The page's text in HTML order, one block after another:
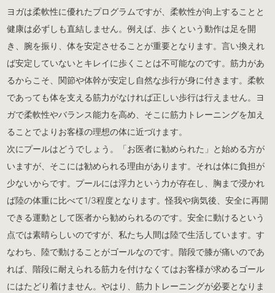
ヨガは柔軟性に優れたプログラムですが、柔軟性が向上することと
健康は必ずしも直結しません。例えば、歩くという動作は足を開
き、腕を振り、体を安定させることが重要となります。言い換えれ
ば安定していないとキレイに歩くことは不可能なのです。筋力があ
るからこそ、関節や体幹が安定し自然な歩行が身に付きます。柔軟
であっても体を支える筋力がなければ正しい歩行は行えません。ヨ
ガで柔軟性やバランス能力を高め、そこに筋力トレーニングを加え
ることでよりお客様の理想の体に近づけます。
次にプールはどうでしょう。「お医者に勧められた」と始める方が
いますが、そこには勧められる理由があります。それは体に負担が
少ないからです。プールには浮力という力が存在し、胸まで浸かれ
ば陸の体重に比べて1/3程度となります。怪我や病気後、安全に再開
できる運動として医者から勧められるのです。安全に動けるという
点では素晴らしいのですが、私たち人間は陸で生活しています。す
なわち、陸で動けることがゴールなのです。階段で膝が痛いのであ
れば、階段に耐えられる筋力を付けなくてはお客様が求めるゴール
にはたどり着けません。やはり、筋力トレーニングが必要となりま